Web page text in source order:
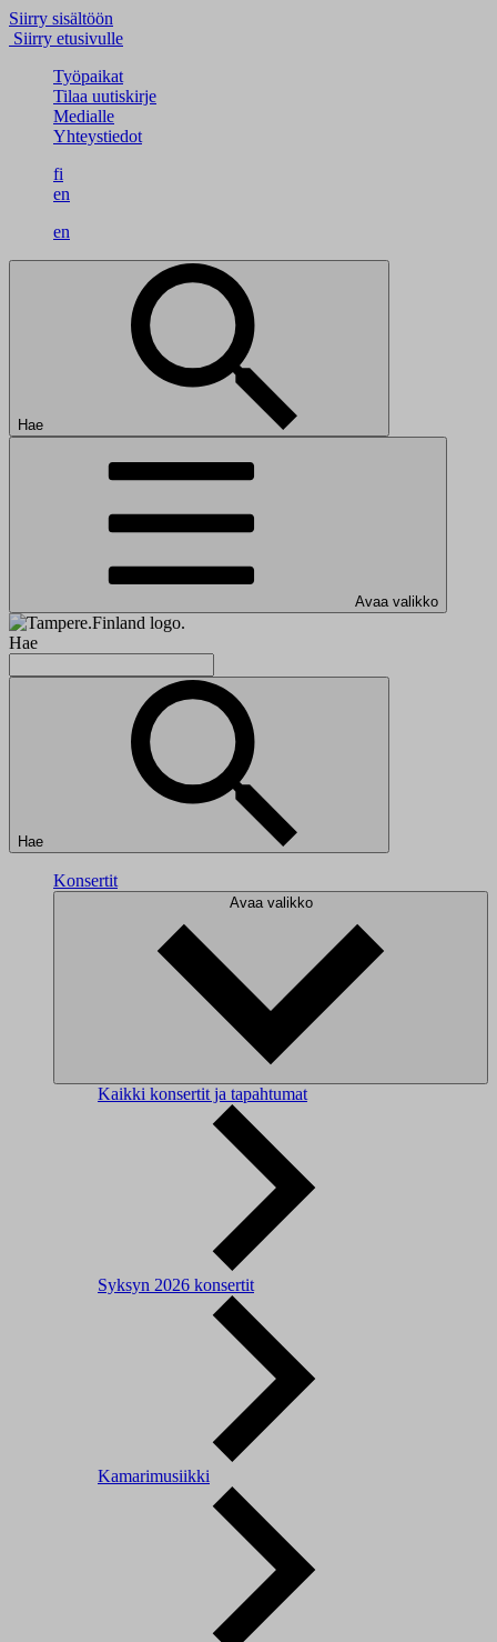
Siirry sisältöön
Siirry etusivulle
Työpaikat
Tilaa uutiskirje
Medialle
Yhteystiedot
fi
en
en
Hae
Avaa valikko
Hae
Hae
Konsertit
Avaa valikko
Kaikki konsertit ja tapahtumat
Syksyn 2026 konsertit
Kamarimusiikki